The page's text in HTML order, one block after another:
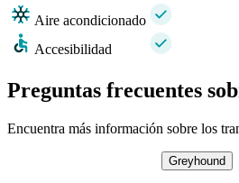
Aire acondicionado
Accesibilidad
Preguntas frecuentes
Encuentra más información sobre los
Greyhound